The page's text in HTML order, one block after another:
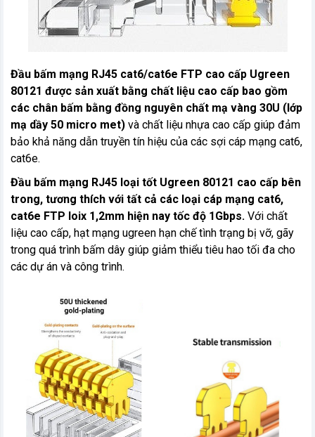
Đầu bấm mạng RJ45 cat6/cat6e FTP cao cấp Ugreen
80121 được sản xuất bằng chất liệu cao cấp bao gồm
các chân bấm bằng đồng nguyên chất mạ vàng 30U (lớp
mạ dầy 50 micro met) và chất liệu nhựa cao cấp giúp đảm
bảo khả năng dẫn truyền tín hiệu của các sợi cáp mạng cat6,
cat6e.
Đầu bấm mạng RJ45 loại tốt Ugreen 80121 cao cấp bên
trong, tương thích với tất cả các loại cáp mạng cat6,
cat6e FTP loix 1,2mm hiện nay tốc độ 1Gbps. Với chất
liệu cao cấp, hạt mạng ugreen hạn chế tình trạng bị vỡ, gãy
trong quá trình bấm dây giúp giảm thiểu tiêu hao tối đa cho
các dự án và công trình.